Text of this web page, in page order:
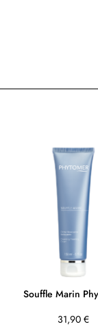
Souffle Marin
31,90 €